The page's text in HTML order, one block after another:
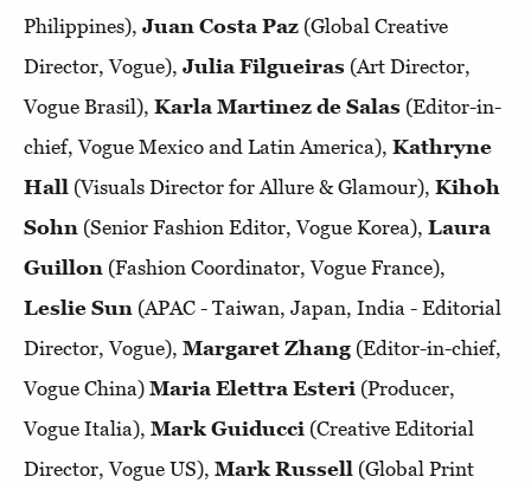
Philippines), Juan Costa Paz (Global Creative
Director, Vogue), Julia Filgueiras (Art Director,
Vogue Brasil), Karla Martinez de Salas (Editor-in-
chief, Vogue Mexico and Latin America), Kathryne
Hall (Visuals Director for Allure & Glamour), Kihoh
Sohn (Senior Fashion Editor, Vogue Korea), Laura
Guillon (Fashion Coordinator, Vogue France),
Leslie Sun (APAC - Taiwan, Japan, India - Editorial
Director, Vogue), Margaret Zhang (Editor-in-chief,
Vogue China) Maria Elettra Esteri (Producer,
Vogue Italia), Mark Guiducci (Creative Editorial
Director, Vogue US), Mark Russell (Global Print